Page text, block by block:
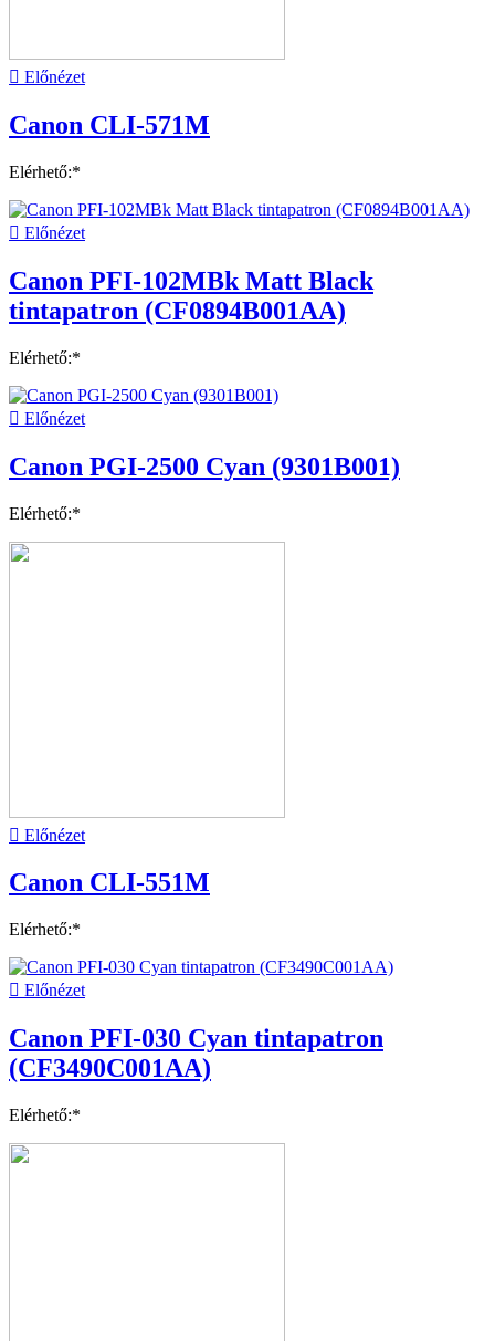
 Előnézet
Canon CLI-571M
Elérhető:*
 Előnézet
Canon PFI-102MBk Matt Black
tintapatron (CF0894B001AA)
Elérhető:*
 Előnézet
Canon PGI-2500 Cyan (9301B001)
Elérhető:*
 Előnézet
Canon CLI-551M
Elérhető:*
 Előnézet
Canon PFI-030 Cyan tintapatron
(CF3490C001AA)
Elérhető:*